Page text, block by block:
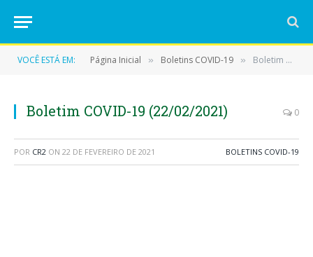
VOCÊ ESTÁ EM: Página Inicial » Boletins COVID-19 » Boletim COVID-19 (22/02/2021)
Boletim COVID-19 (22/02/2021) 0
POR CR2 ON 22 DE FEVEREIRO DE 2021 BOLETINS COVID-19